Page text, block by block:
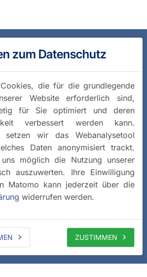
zum Datenschutz
die für die grundlegende
Website erforderlich sind,
für Sie optimiert und deren
verbessert werden kann.
setzen wir das Webanalysetool
Daten anonymisiert trackt.
möglich die Nutzung unserer
auszuwerten. Ihre Einwilligung
Matomo kann jederzeit über die
widerrufen werden.
ZUSTIMMEN